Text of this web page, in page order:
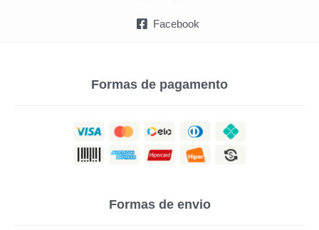
Facebook
Formas de pagamento
Formas de envio